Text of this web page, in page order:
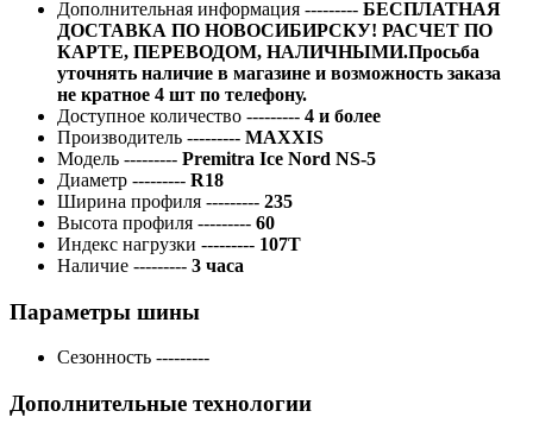
Дополнительная информация --------- БЕСПЛАТНАЯ
ДОСТАВКА ПО НОВОСИБИРСКУ! РАСЧЕТ ПО
КАРТЕ, ПЕРЕВОДОМ, НАЛИЧНЫМИ.Просьба
уточнять наличие в магазине и возможность заказа
не кратное 4 шт по телефону.
Доступное количество --------- 4 и более
Производитель --------- MAXXIS
Модель --------- Premitra Ice Nord NS-5
Диаметр --------- R18
Ширина профиля --------- 235
Высота профиля --------- 60
Индекс нагрузки --------- 107T
Наличие --------- 3 часа
Параметры шины
Сезонность ---------
Дополнительные технологии